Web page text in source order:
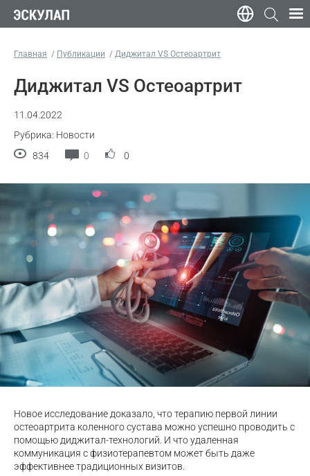
Главная Публикации Диджитал VS Остеоартрит
Диджитал VS Остеоартрит
11.04.2022
Рубрика: Новости
834
0 0
Новое исследование доказало, что терапию первой линии
остеоартрита коленного сустава можно успешно проводить с
помощью диджитал-технологий. И что удаленная
коммуникация с физиотерапевтом может быть даже
эффективнее традиционных визитов.